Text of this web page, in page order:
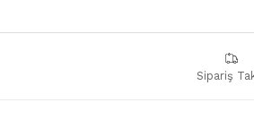
Sipariş